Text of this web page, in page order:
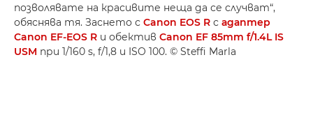
позволявате на красивите неща да се случват“,
обяснява тя. Заснето с Canon EOS R с адаптер
Canon EF-EOS R и обектив Canon EF 85mm f/1.4L IS
USM при 1/160 s, f/1,8 и ISO 100. © Steffi Marla